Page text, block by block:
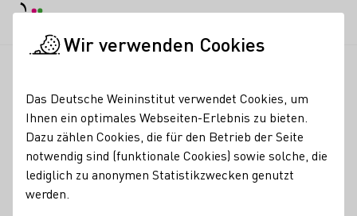
Meldungen
Ergebnissen
Mehr erfahren
Wir verwenden Cookies
Das Deutsche Weininstitut verwendet Cookies, um
Ihnen ein optimales Webseiten-Erlebnis zu bieten.
Dazu zählen Cookies, die für den Betrieb der Seite
notwendig sind (funktionale Cookies) sowie solche, die
lediglich zu anonymen Statistikzwecken genutzt
werden.